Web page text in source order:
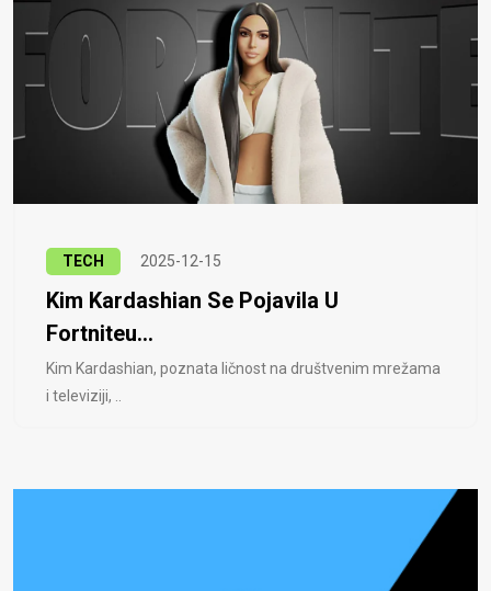
TECH 2025-12-15
Kim Kardashian Se Pojavila U
Fortniteu...
Kim Kardashian, poznata ličnost na društvenim mrežama
i televiziji, ..